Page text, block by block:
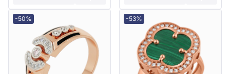
-50% -53%